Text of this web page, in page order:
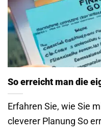
So erreicht man die
Erfahren Sie, wie Sie
cleverer Planung So